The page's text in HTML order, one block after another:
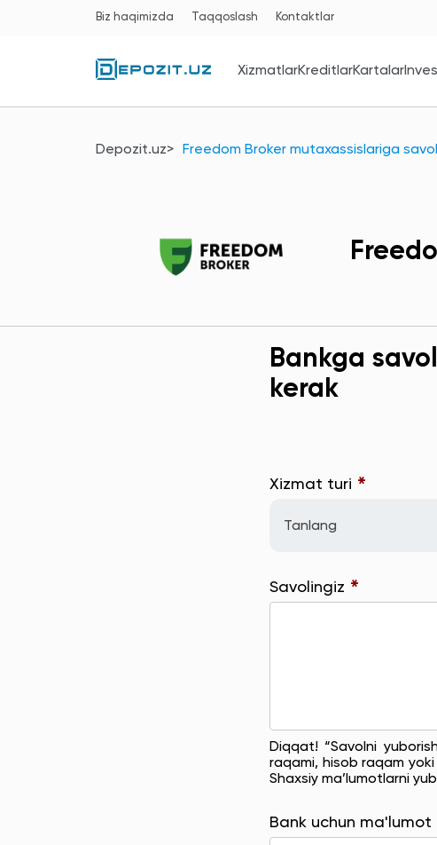
Biz haqimizda Taqqoslash Kontaktlar
XizmatlarKreditlarKartalar
Depozit.uz Freedom Broker mutaxassislariga
Bankga
kerak
Xizmat turi *
Tanlang
Savolingiz *
Diqqat! “Savolni
raqami, hisob raqam
Shaxsiy ma’lumotlarni
Bank uchun ma'lumot